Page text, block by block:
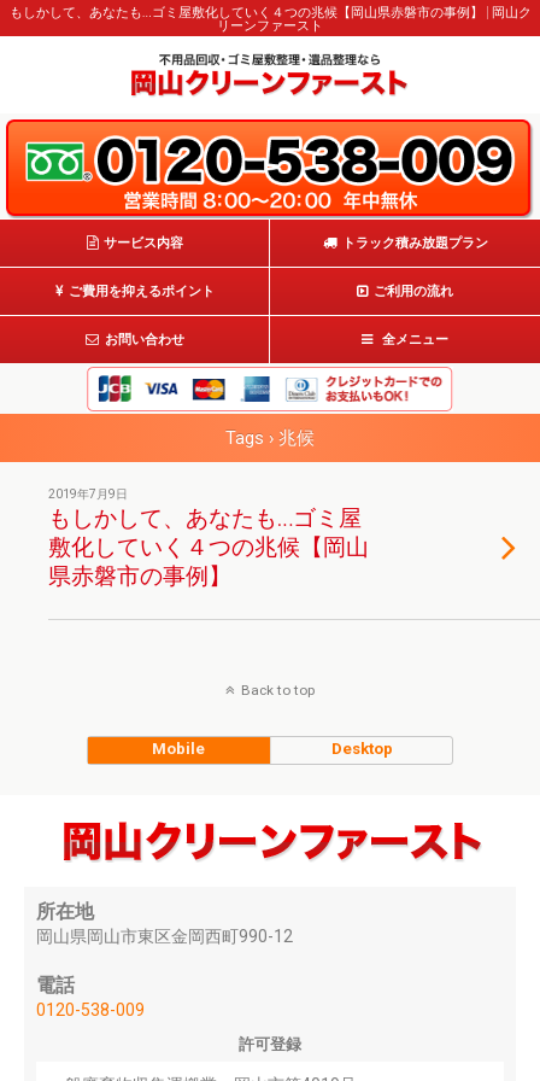
もしかして、あなたも…ゴミ屋敷化していく４つの兆候【岡山県赤磐市の事例】 | 岡山ク
リーンファースト
サービス内容 トラック積み放題プラン
ご費用を抑えるポイント ご利用の流れ
お問い合わせ 全メニュー
Tags › 兆候
2019年7月9日
もしかして、あなたも…ゴミ屋
敷化していく４つの兆候【岡山
県赤磐市の事例】
Back to top
Mobile Desktop
所在地
岡山県岡山市東区金岡西町990-12
電話
0120-538-009
許可登録